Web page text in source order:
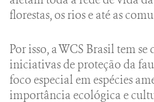
florestas, os rios e até as
Por isso, a WCS Brasil tem
iniciativas de proteção da
foco especial em espécies
importância ecológica e